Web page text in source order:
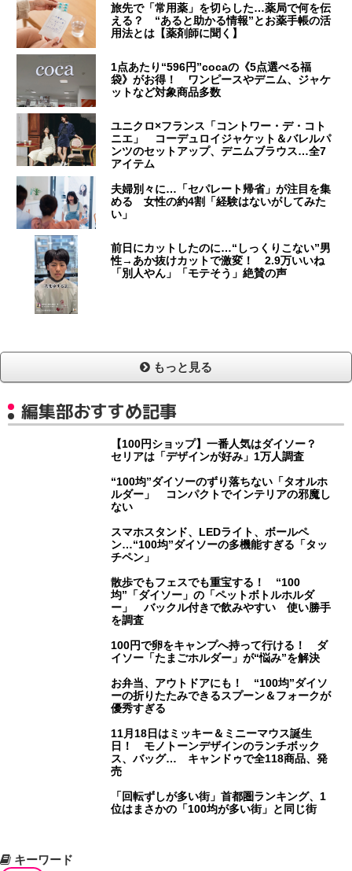
旅先で「常用薬」を切らした…薬局で何を伝
える？ “あると助かる情報”とお薬手帳の活
用法とは【薬剤師に聞く】
1点あたり“596円”cocaの《5点選べる福
袋》がお得！ ワンピースやデニム、ジャケ
ットなど対象商品多数
ユニクロ×フランス「コントワー・デ・コト
ニエ」 コーデュロイジャケット＆バレルパ
ンツのセットアップ、デニムブラウス…全7
アイテム
夫婦別々に…「セパレート帰省」が注目を集
める 女性の約4割「経験はないがしてみた
い」
前日にカットしたのに…“しっくりこない”男
性→あか抜けカットで激変！ 2.9万いいね
「別人やん」「モテそう」絶賛の声
もっと見る
編集部おすすめ記事
【100円ショップ】一番人気はダイソー？
セリアは「デザインが好み」1万人調査
“100均”ダイソーのずり落ちない「タオルホ
ルダー」 コンパクトでインテリアの邪魔し
ない
スマホスタンド、LEDライト、ボールペ
ン…“100均”ダイソーの多機能すぎる「タッ
チペン」
散歩でもフェスでも重宝する！ “100
均”「ダイソー」の「ペットボトルホルダ
ー」 バックル付きで飲みやすい 使い勝手
を調査
100円で卵をキャンプへ持って行ける！ ダ
イソー「たまごホルダー」が“悩み”を解決
お弁当、アウトドアにも！ “100均”ダイソ
ーの折りたたみできるスプーン＆フォークが
優秀すぎる
11月18日はミッキー＆ミニーマウス誕生
日！ モノトーンデザインのランチボック
ス、バッグ… キャンドゥで全118商品、発
売
「回転ずしが多い街」首都圏ランキング、1
位はまさかの「100均が多い街」と同じ街
キーワード